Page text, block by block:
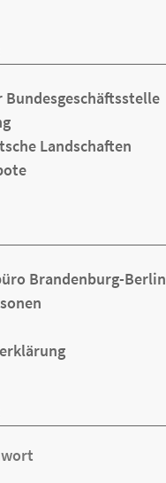
Bundesgeschäftsstelle
Landschaften
Brandenburg-Berlin